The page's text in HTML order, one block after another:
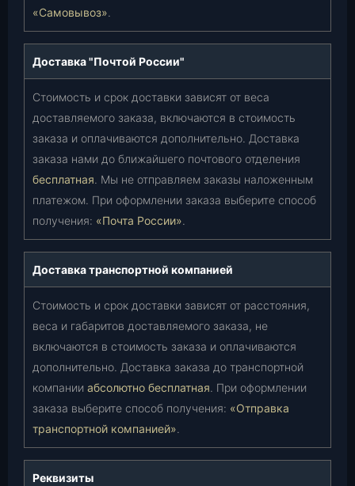
«Самовывоз».
Доставка "Почтой России"
Стоимость и срок доставки зависят от веса
доставляемого заказа, включаются в стоимость
заказа и оплачиваются дополнительно. Доставка
заказа нами до ближайшего почтового отделения
бесплатная. Мы не отправляем заказы наложенным
платежом. При оформлении заказа выберите способ
получения: «Почта России».
Доставка транспортной компанией
Стоимость и срок доставки зависят от расстояния,
веса и габаритов доставляемого заказа, не
включаются в стоимость заказа и оплачиваются
дополнительно. Доставка заказа до транспортной
компании абсолютно бесплатная. При оформлении
заказа выберите способ получения: «Отправка
транспортной компанией».
Реквизиты